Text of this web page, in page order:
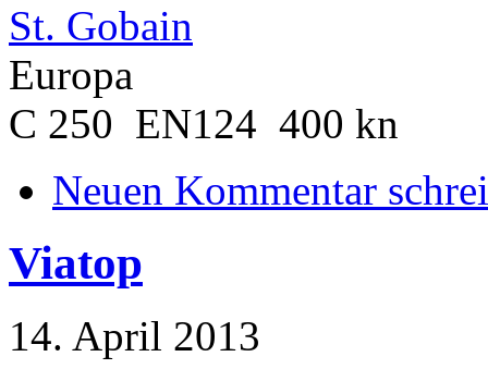
St. Gobain
Europa
C 250 EN124 400 kn
Neuen Kommentar
Viatop
14. April 2013